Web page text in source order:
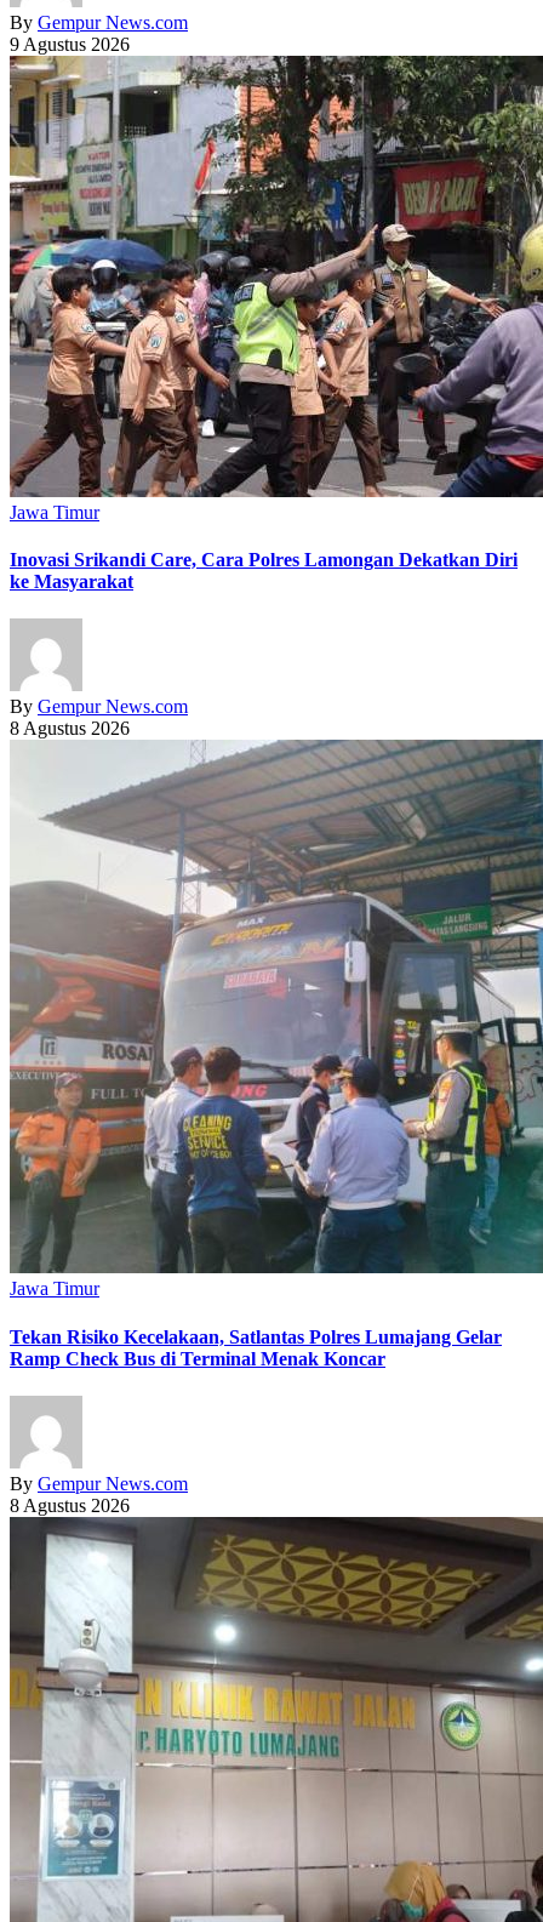
By Gempur News.com
9 Agustus 2026
Jawa Timur
Inovasi Srikandi Care, Cara Polres Lamongan Dekatkan Diri
ke Masyarakat
By Gempur News.com
8 Agustus 2026
Jawa Timur
Tekan Risiko Kecelakaan, Satlantas Polres Lumajang Gelar
Ramp Check Bus di Terminal Menak Koncar
By Gempur News.com
8 Agustus 2026